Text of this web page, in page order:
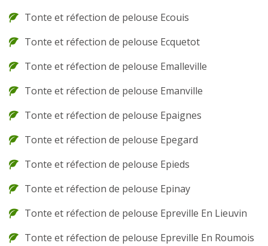
Tonte et réfection de pelouse Ecouis
Tonte et réfection de pelouse Ecquetot
Tonte et réfection de pelouse Emalleville
Tonte et réfection de pelouse Emanville
Tonte et réfection de pelouse Epaignes
Tonte et réfection de pelouse Epegard
Tonte et réfection de pelouse Epieds
Tonte et réfection de pelouse Epinay
Tonte et réfection de pelouse Epreville En Lieuvin
Tonte et réfection de pelouse Epreville En Roumois